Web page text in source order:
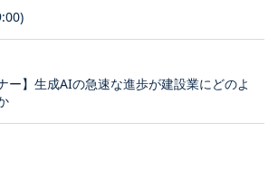
ー】生成AIの急速な進歩が建設業にどのよ